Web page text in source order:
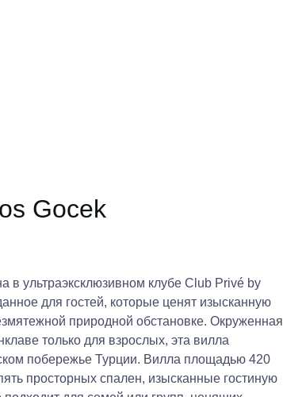
Gocek
в ультраэксклюзивном клубе Club Privé by
для гостей, которые ценят изысканную
природной обстановке. Окруженная
только для взрослых, эта вилла
побережье Турции. Вилла площадью 420
просторных спален, изысканные гостиную